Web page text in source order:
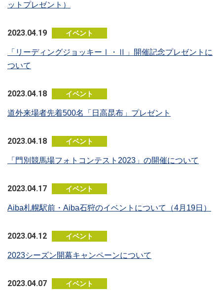
ットプレゼント）
2023.04.19 イベント
「リーディングジョッキーⅠ・Ⅱ」開催記念プレゼントに
ついて
2023.04.18 イベント
道外来場者先着500名「日高昆布」プレゼント
2023.04.18 イベント
「門別競馬場フォトコンテスト2023」の開催について
2023.04.17 イベント
Aiba札幌駅前・Aiba石狩のイベントについて（4月19日）
2023.04.12 イベント
2023シーズン開幕キャンペーンについて
2023.04.07 イベント